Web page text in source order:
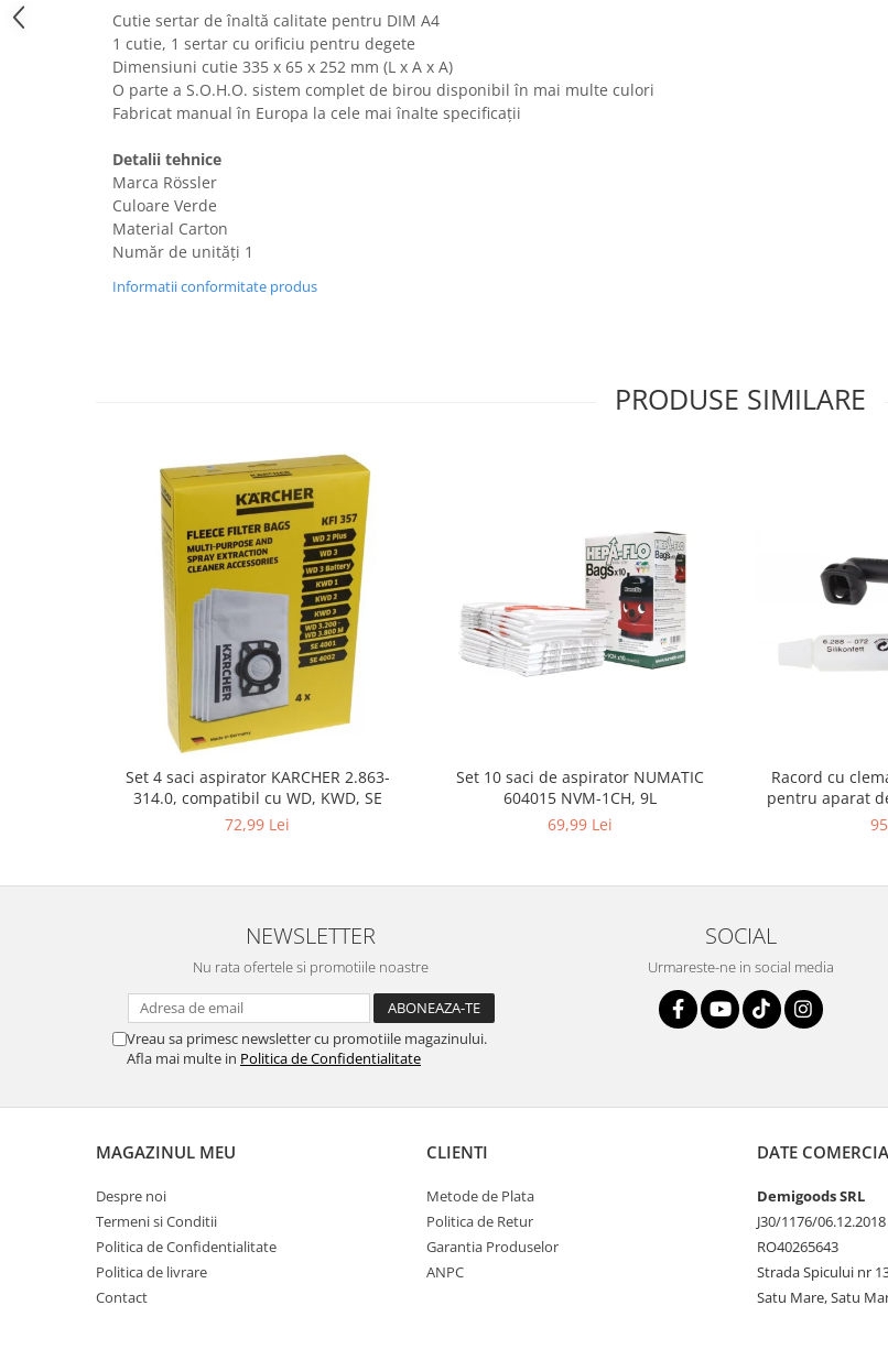
Laptopuri si Accesorii
Telefoane Mobile & accesorii
Wearable & Gadgeturi
Electrocasnice & Climatizare
rufe si uscatoare
Accesorii si piese masini spalat
Aparate Frigorifice
Aparate Racire Aer
Aragaze si cuptoare cu microunde
Cutii, curele si accesorii ceasuri
Genti si accesorii barbati
Imbracaminte barbati
Imbracaminte si Incaltaminte copii
Incaltaminte femei
Ingrijire personala & Cosmetice
Accesorii aparate de ras electrice
Accesorii aparate hair styling
Aparate & Accesorii ingrijire
Aparate cosmetice
Consumabile sanitare
Cosmetice si produse ingrijire
Igiena dentara
Jucarii, Copii & Bebe
Camera copilului
Cutie sertar de înaltă calitate pentru DIM A4
1 cutie, 1 sertar cu orificiu pentru degete
Dimensiuni cutie 335 x 65 x 252 mm (L x A x A)
O parte a S.O.H.O. sistem complet de birou disponibil în mai multe culori
Fabricat manual în Europa la cele mai înalte specificații
Detalii tehnice
Marca Rössler
Culoare Verde
Material Carton
Număr de unități 1
Informatii conformitate produs
PRODUSE SIMILARE
Set 4 saci aspirator KARCHER 2.863-
314.0, compatibil cu WD, KWD, SE
72,99 Lei
Set 10 saci de aspirator NUMATIC
604015 NVM-1CH, 9L
69,99 Lei
Racord cu
pentru aparat
KARCHER
NEWSLETTER
Nu rata ofertele si promotiile noastre
Vreau sa primesc newsletter cu promotiile magazinului.
Afla mai multe in Politica de Confidentialitate
SOCIAL
Urmareste-ne in social media
MAGAZINUL MEU
Despre noi
Termeni si Conditii
Politica de Confidentialitate
Politica de livrare
Contact
CLIENTI
Metode de Plata
Politica de Retur
Garantia Produselor
ANPC
DATE
Demigoods SRL
J30/1176/06.12.2018
RO40265643
Strada Spicului nr
Satu Mare, Satu